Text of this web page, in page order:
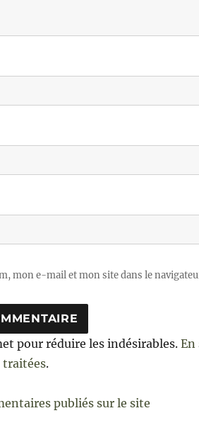
mon e-mail et mon site dans le
pour réduire les indésirables.En
traitées.
publiés sur le site